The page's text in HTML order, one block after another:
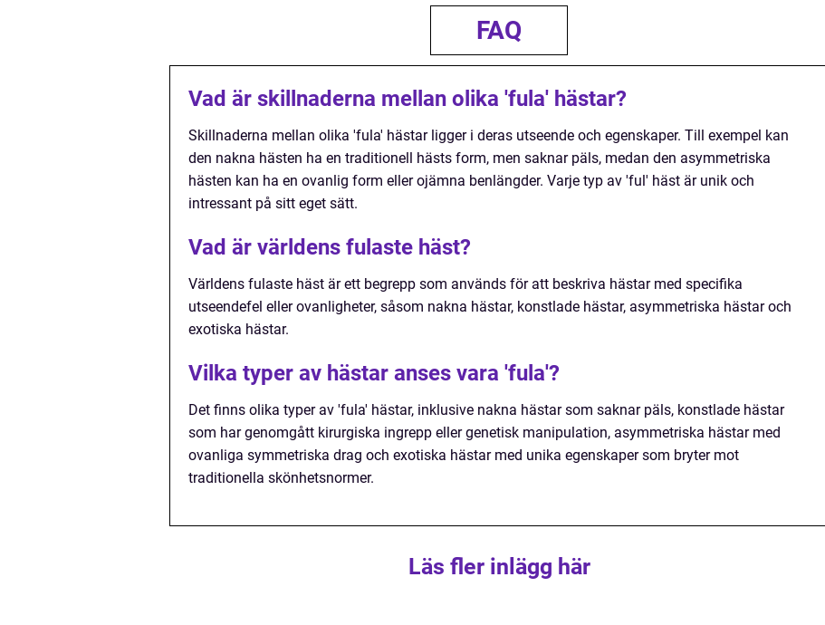
FAQ
Vad är skillnaderna mellan olika 'fula' hästar?
Skillnaderna mellan olika 'fula' hästar ligger i deras utseende och egenskaper. Till exempel kan
den nakna hästen ha en traditionell hästs form, men saknar päls, medan den asymmetriska
hästen kan ha en ovanlig form eller ojämna benlängder. Varje typ av 'ful' häst är unik och
intressant på sitt eget sätt.
Vad är världens fulaste häst?
Världens fulaste häst är ett begrepp som används för att beskriva hästar med specifika
utseendefel eller ovanligheter, såsom nakna hästar, konstlade hästar, asymmetriska hästar och
exotiska hästar.
Vilka typer av hästar anses vara 'fula'?
Det finns olika typer av 'fula' hästar, inklusive nakna hästar som saknar päls, konstlade hästar
som har genomgått kirurgiska ingrepp eller genetisk manipulation, asymmetriska hästar med
ovanliga symmetriska drag och exotiska hästar med unika egenskaper som bryter mot
traditionella skönhetsnormer.
Läs fler inlägg här